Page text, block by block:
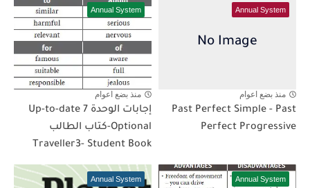
Annual System
منذ بضع اعوام
Past Perfect Simple - Past
Perfect Progressive
Annual System
منذ بضع اعوام
إجابات الوحدة 7 Up-to-date
Optional-كتاب الطالب
Traveller3- Student Book
Annual System
Annual System